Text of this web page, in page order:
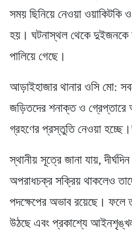
সময় ছিনিয়ে নেওয়া ওয়াকিটকি
হয়। ঘটনাস্থল থেকে
পালিয়ে গেছে।
আড়াইহাজার থানার ওসি মো:
জড়িতদের শনাক্ত ও
গ্রহণের প্রস্তুতি নেওয়া
স্থানীয় সূত্রে জানা যায়,
অপরাধচক্র সক্রিয় থাকলেও
পদক্ষেপের অভাব রয়েছে। ফলে
উঠছে এবং প্রকাশ্যে আইনশৃঙ্খলা